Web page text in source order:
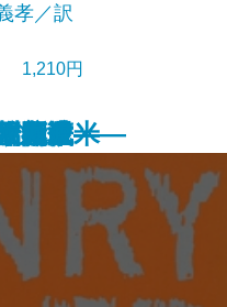
孝／訳
1,210円
開城―
新政―
征伐―
奉還―
渡来―
丸渡米―